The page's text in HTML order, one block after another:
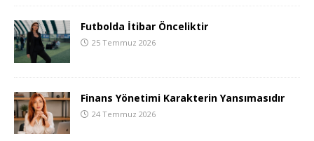
Futbolda İtibar Önceliktir
25 Temmuz 2026
Finans Yönetimi Karakterin Yansımasıdır
24 Temmuz 2026